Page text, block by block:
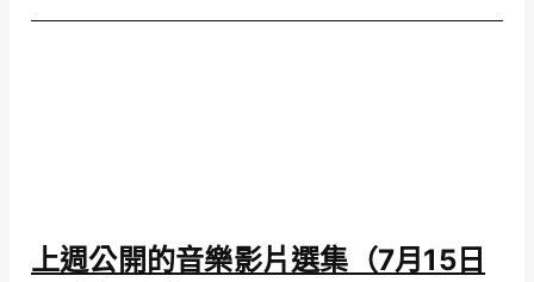
上週公開的音樂影片選集（7月15日